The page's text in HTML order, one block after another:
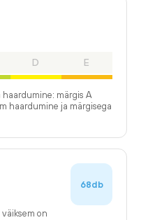
D E
märgis A
haardumine ja märgisega
on
68db